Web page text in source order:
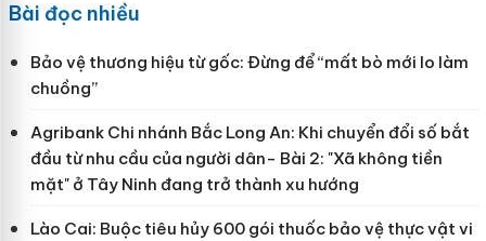
Bài đọc nhiều
Bảo vệ thương hiệu từ gốc: Đừng để “mất bò mới lo làm
chuồng”
Agribank Chi nhánh Bắc Long An: Khi chuyển đổi số bắt
đầu từ nhu cầu của người dân- Bài 2: "Xã không tiền
mặt" ở Tây Ninh đang trở thành xu hướng
Lào Cai: Buộc tiêu hủy 600 gói thuốc bảo vệ thực vật vi